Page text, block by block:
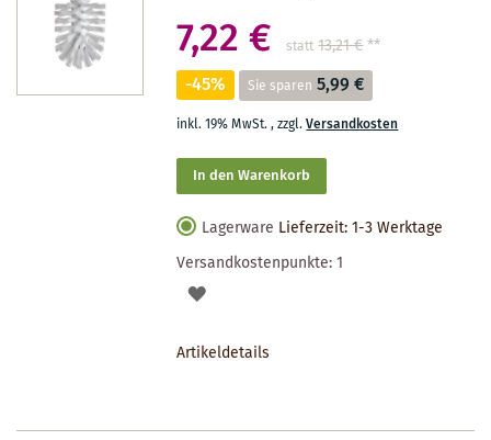
7,22 € statt 13,21 €**
-45% Sie sparen 5,99 €
inkl. 19% MwSt.,zzgl.Versandkosten
In den Warenkorb
Lagerware Lieferzeit: 1-3 Werktage
Versandkostenpunkte:1
AUF
Artikeldetails